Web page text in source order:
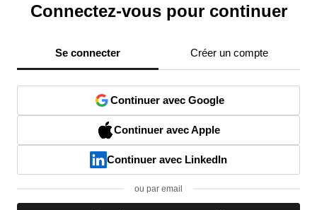
Connectez-vous pour continuer
Se connecter Créer un compte
Continuer avec Google
Continuer avec Apple
Continuer avec LinkedIn
ou par email